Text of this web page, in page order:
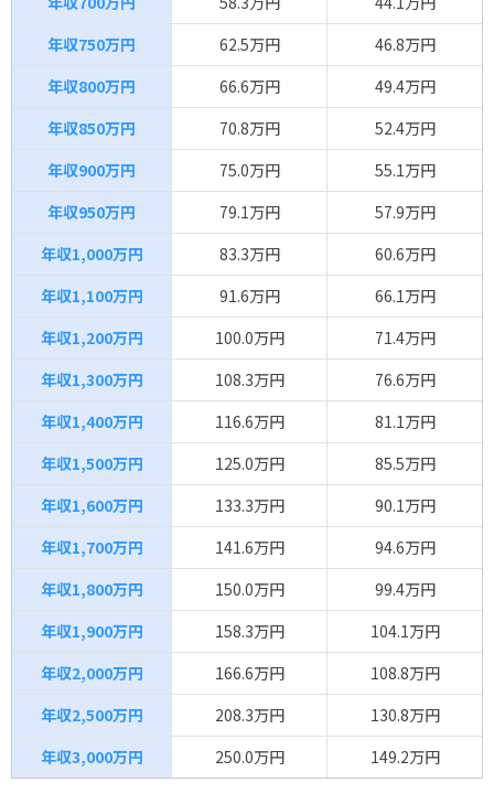
年収750万円
62.5万円
46.8万円
年収800万円
66.6万円
49.4万円
年収850万円
70.8万円
52.4万円
年収900万円
75.0万円
55.1万円
年収950万円
79.1万円
57.9万円
年収1,000万円
83.3万円
60.6万円
年収1,100万円
91.6万円
66.1万円
年収1,200万円
100.0万円
71.4万円
年収1,300万円
108.3万円
76.6万円
年収1,400万円
116.6万円
81.1万円
年収1,500万円
125.0万円
85.5万円
年収1,600万円
133.3万円
90.1万円
年収1,700万円
141.6万円
94.6万円
年収1,800万円
150.0万円
99.4万円
年収1,900万円
158.3万円
104.1万円
年収2,000万円
166.6万円
108.8万円
年収2,500万円
208.3万円
130.8万円
年収3,000万円
250.0万円 149.2万円